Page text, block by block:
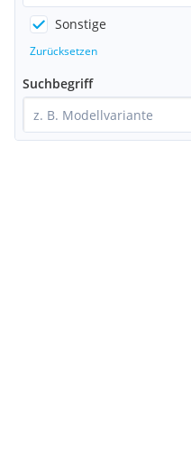
Sonstige
Zurücksetzen
Suchbegriff